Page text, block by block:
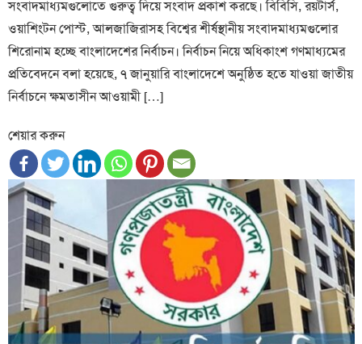
সংবাদমাধ্যমগুলোতে গুরুত্ব দিয়ে সংবাদ প্রকাশ করছে। বিবিসি, রয়টার্স,
ওয়াশিংটন পোস্ট, আলজাজিরাসহ বিশ্বের শীর্ষস্থানীয় সংবাদমাধ্যমগুলোর
শিরোনাম হচ্ছে বাংলাদেশের নির্বাচন। নির্বাচন নিয়ে অধিকাংশ গণমাধ্যমের
প্রতিবেদনে বলা হয়েছে, ৭ জানুয়ারি বাংলাদেশে অনুষ্ঠিত হতে যাওয়া জাতীয়
নির্বাচনে ক্ষমতাসীন আওয়ামী […]
শেয়ার করুন